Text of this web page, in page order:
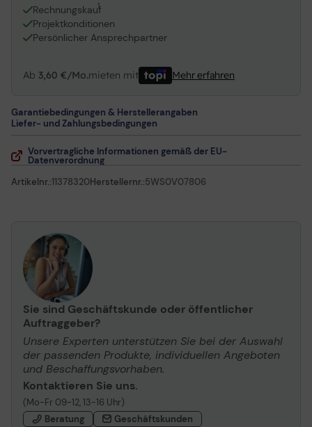
Rechnungskauf
1
Projektkonditionen
Persönlicher Ansprechpartner
Ab 3,60 €/Mo.mieten mit Mehr erfahren
Garantiebedingungen & Herstellerangaben
Liefer- und Zahlungsbedingungen
Vorvertragliche Informationen gemäß der EU-
Datenverordnung
Artikelnr.:11378320Herstellernr.:5WS0V07806
Sie sind Geschäftskunde oder öffentlicher
Auftraggeber?
Unsere Experten unterstützen Sie bei der Auswahl
der passenden Produkte, individuellen Angeboten
und Beschaffungsvorhaben.
Kontaktieren Sie uns.
(Mo-Fr 09-12, 13-16 Uhr)
Beratung
Geschäftskunden